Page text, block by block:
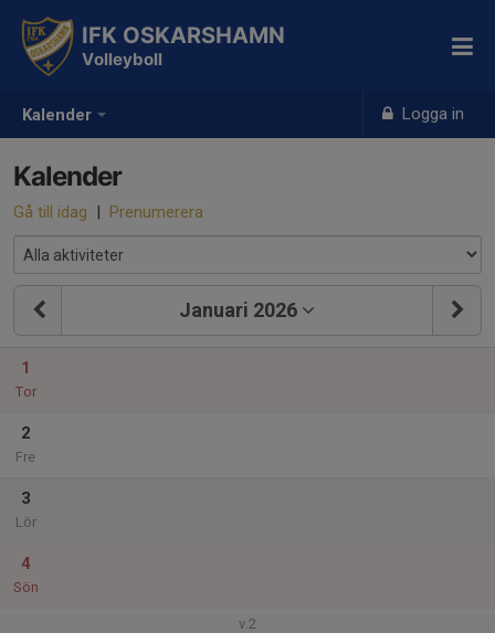
Kalender Logga in
IFK OSKARSHAMN
Volleyboll
Kalender
Gå till idag | Prenumerera
Januari 2026
1
Tor
2
Fre
3
Lör
4
Sön
v.2